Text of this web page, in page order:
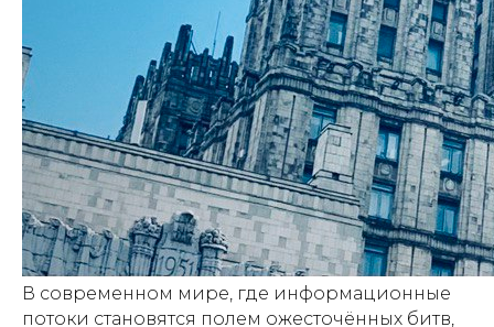
В современном мире, где информационные
потоки становятся полем ожесточённых битв,